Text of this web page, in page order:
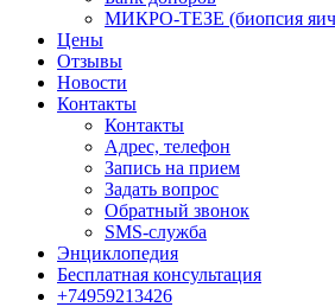
МИКРО-ТЕЗЕ (биопсия
Цены
Отзывы
Новости
Контакты
Контакты
Адрес, телефон
Запись на прием
Задать вопрос
Обратный звонок
SMS-служба
Энциклопедия
Бесплатная консультация
+74959213426